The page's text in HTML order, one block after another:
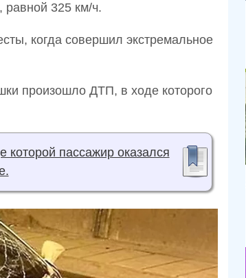
равной 325 км/ч.
когда совершил экстремальное
произошло ДТП, в ходе которого
которой пассажир оказался